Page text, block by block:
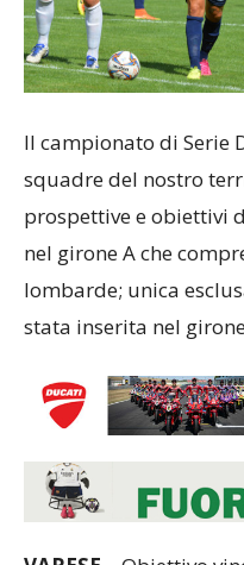
Il campionato di Serie
squadre del nostro
prospettive e obiettivi
nel girone A che
lombarde; unica
stata inserita nel